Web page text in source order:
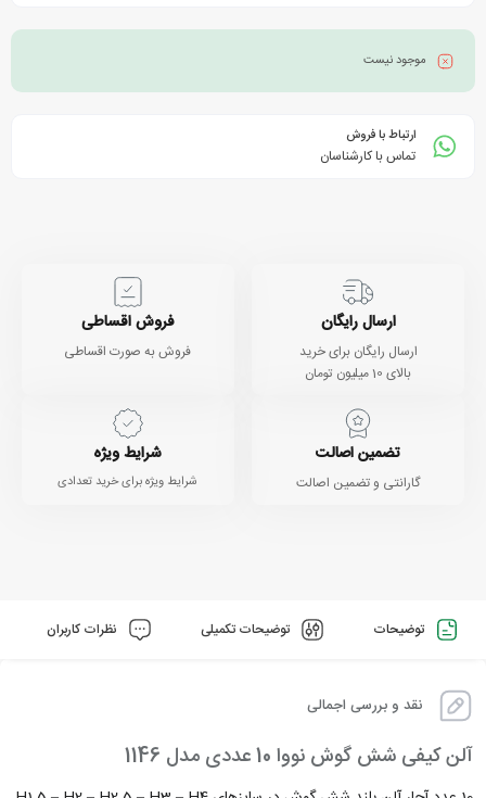
موجود نیست
ارتباط با فروش
تماس با کارشناسان
ارسال رایگان
ارسال رایگان برای خرید
بالای 10 میلیون تومان
فروش اقساطی
فروش به صورت اقساطی
تضمین اصالت
گارانتی و تضمین اصالت
شرایط ویژه
شرایط ویژه برای خرید تعدادی
توضیحات توضیحات تکمیلی نظرات کاربران
نقد و بررسی اجمالی
آلن کیفی شش گوش نووا 10 عددی مدل 1146